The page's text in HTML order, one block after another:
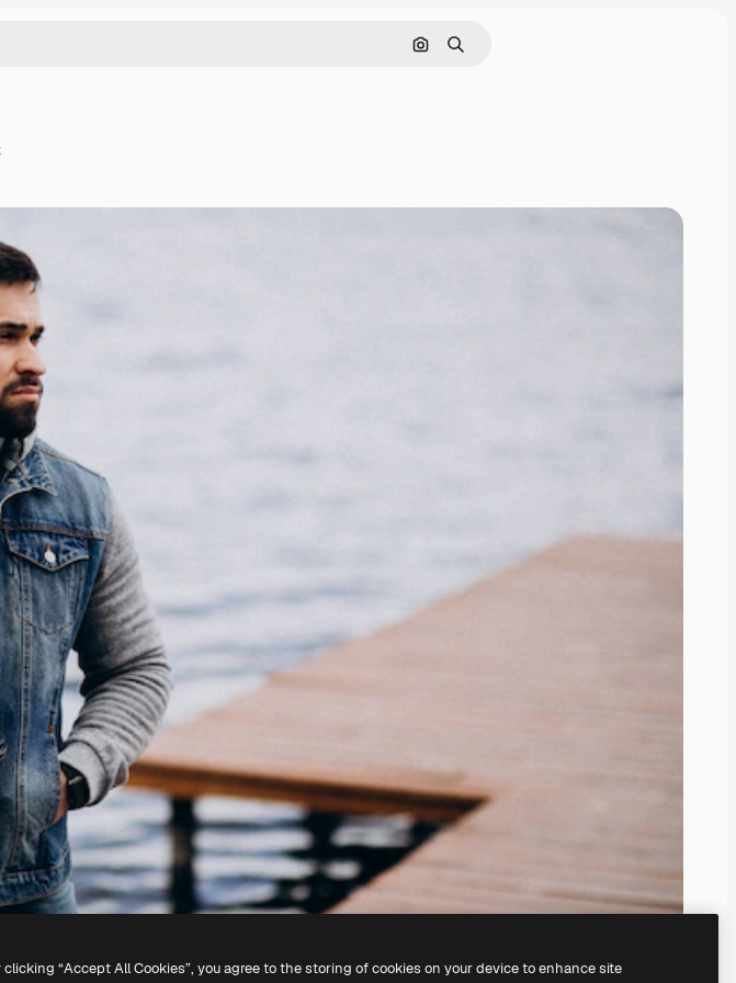
Zoeken op afbeelding
Zoeken
clicking “Accept All Cookies”, you agree to the storing of cookies on your device to enhance site